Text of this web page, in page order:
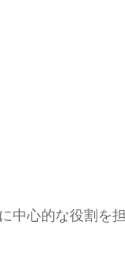
中心的な役割を